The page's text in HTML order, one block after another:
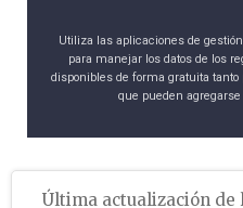
Utiliza las aplicaciones de
para manejar los datos de los
disponibles de forma gratuita
que pueden
Última actualización de